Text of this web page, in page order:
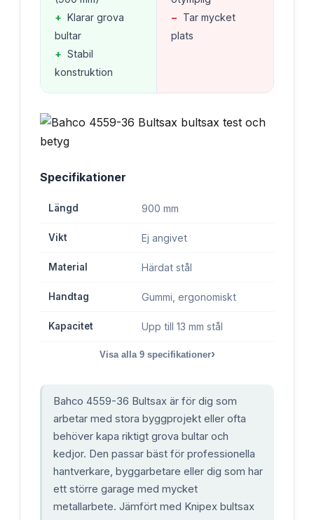
+ Klarar grova
bultar
+ Stabil
konstruktion
− Tar mycket
plats
Specifikationer
Längd 900 mm
Vikt Ej angivet
Material Härdat stål
Handtag Gummi, ergonomiskt
Kapacitet Upp till 13 mm stål
Visa alla 9specifikationer›
Bahco 4559-36 Bultsax är för dig som
arbetar med stora byggprojekt eller ofta
behöver kapa riktigt grova bultar och
kedjor. Den passar bäst för professionella
hantverkare, byggarbetare eller dig som har
ett större garage med mycket
metallarbete. Jämfört med Knipex bultsax